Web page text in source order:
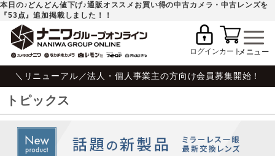
本日の♪どんどん値下げ♪通販オススメお買い得の中古カメラ・中古レンズを
『53点』追加掲載しました！！
ログインカート
＼リニューアル／法人・個人事業主の方向け会員募集開始！
トピックス